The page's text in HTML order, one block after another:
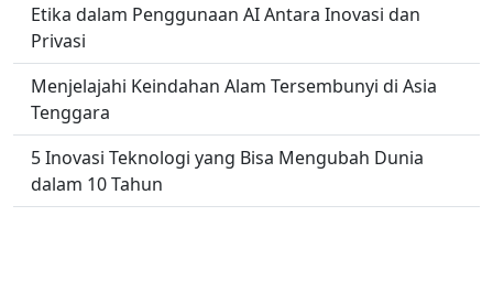
Etika dalam Penggunaan AI Antara Inovasi dan
Privasi
Menjelajahi Keindahan Alam Tersembunyi di Asia
Tenggara
5 Inovasi Teknologi yang Bisa Mengubah Dunia
dalam 10 Tahun